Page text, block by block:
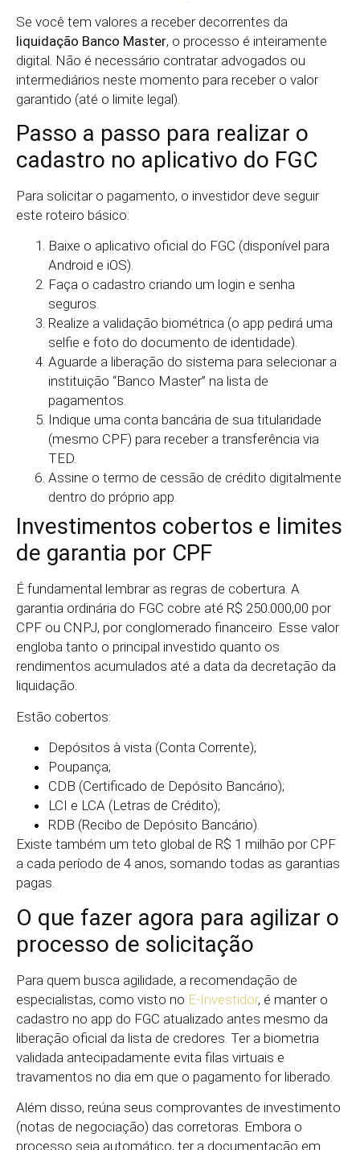
Se você tem valores a receber decorrentes da
liquidação Banco Master, o processo é inteiramente
digital. Não é necessário contratar advogados ou
intermediários neste momento para receber o valor
garantido (até o limite legal).
Passo a passo para realizar o
cadastro no aplicativo do FGC
Para solicitar o pagamento, o investidor deve seguir
este roteiro básico:
Baixe o aplicativo oficial do FGC (disponível para
Android e iOS).
Faça o cadastro criando um login e senha
seguros.
Realize a validação biométrica (o app pedirá uma
selfie e foto do documento de identidade).
Aguarde a liberação do sistema para selecionar a
instituição “Banco Master” na lista de
pagamentos.
Indique uma conta bancária de sua titularidade
(mesmo CPF) para receber a transferência via
TED.
Assine o termo de cessão de crédito digitalmente
dentro do próprio app.
Investimentos cobertos e limites
de garantia por CPF
É fundamental lembrar as regras de cobertura. A
garantia ordinária do FGC cobre até R$ 250.000,00 por
CPF ou CNPJ, por conglomerado financeiro. Esse valor
engloba tanto o principal investido quanto os
rendimentos acumulados até a data da decretação da
liquidação.
Estão cobertos:
Depósitos à vista (Conta Corrente);
Poupança;
CDB (Certificado de Depósito Bancário);
LCI e LCA (Letras de Crédito);
RDB (Recibo de Depósito Bancário).
Existe também um teto global de R$ 1 milhão por CPF
a cada período de 4 anos, somando todas as garantias
pagas.
O que fazer agora para agilizar o
processo de solicitação
Para quem busca agilidade, a recomendação de
especialistas, como visto no E-Investidor, é manter o
cadastro no app do FGC atualizado antes mesmo da
liberação oficial da lista de credores. Ter a biometria
validada antecipadamente evita filas virtuais e
travamentos no dia em que o pagamento for liberado.
Além disso, reúna seus comprovantes de investimento
(notas de negociação) das corretoras. Embora o
processo seja automático, ter a documentação em